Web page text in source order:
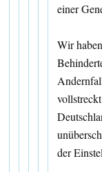
einer
Wir
der